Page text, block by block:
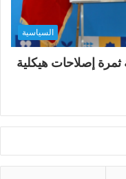
السياسية
إصلاحات هيكلية